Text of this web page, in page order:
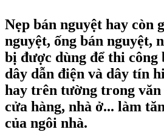
Nẹp bán nguyệt hay còn
nguyệt, ống bán nguyệt,
bị được dùng để thi công
dây dẫn điện và dây tín
hay trên tường trong văn
cửa hàng, nhà ở... làm
của ngôi nhà.